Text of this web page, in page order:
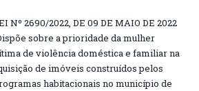
Nº 2690/2022, DE 09 DE MAIO DE 2022
sobre a prioridade da mulher
de violência doméstica e familiar na
de imóveis construídos pelos
habitacionais no município de